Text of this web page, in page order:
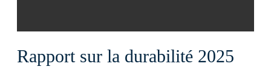
Rapport sur la durabilité 2025